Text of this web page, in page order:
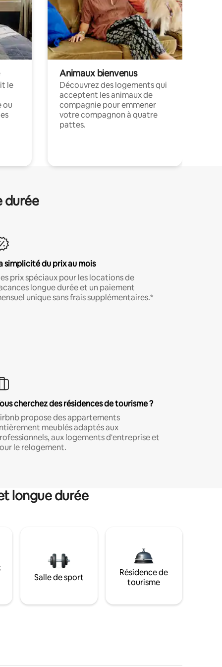
le
ou
Animaux bienvenus
Découvrez des logements qui
acceptent les animaux de
compagnie pour emmener
votre compagnon à quatre
pattes.
durée
simplicité du prix au mois
prix spéciaux pour les locations de
longue durée et un paiement
unique sans frais supplémentaires.*
cherchez des résidences de tourisme ?
propose des appartements
meublés adaptés aux
aux logements d'entreprise et
le relogement.
longue durée
Salle de sport
Résidence de
tourisme